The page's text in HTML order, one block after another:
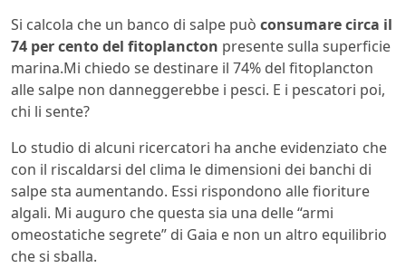
Si calcola che un banco di salpe può consumare circa il
74 per cento del fitoplancton presente sulla superficie
marina.Mi chiedo se destinare il 74% del fitoplancton
alle salpe non danneggerebbe i pesci. E i pescatori poi,
chi li sente?
Lo studio di alcuni ricercatori ha anche evidenziato che
con il riscaldarsi del clima le dimensioni dei banchi di
salpe sta aumentando. Essi rispondono alle fioriture
algali. Mi auguro che questa sia una delle “armi
omeostatiche segrete” di Gaia e non un altro equilibrio
che si sballa.